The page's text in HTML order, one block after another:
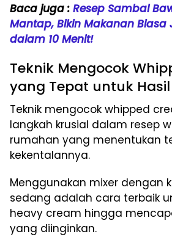
Baca juga : Resep Sambal
Mantap, Bikin Makanan Biasa
dalam 10 Menit!
Teknik Mengocok
yang Tepat untuk
Teknik mengocok whipped
langkah krusial dalam resep
rumahan yang menentukan
kekentalannya.
Menggunakan mixer dengan
sedang adalah cara terbaik
heavy cream hingga
yang diinginkan.